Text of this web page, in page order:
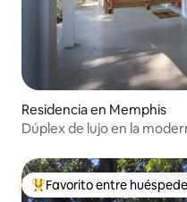
Residencia en Memphis
Dúplex de lujo en la
De los mejores en
Favorito entre